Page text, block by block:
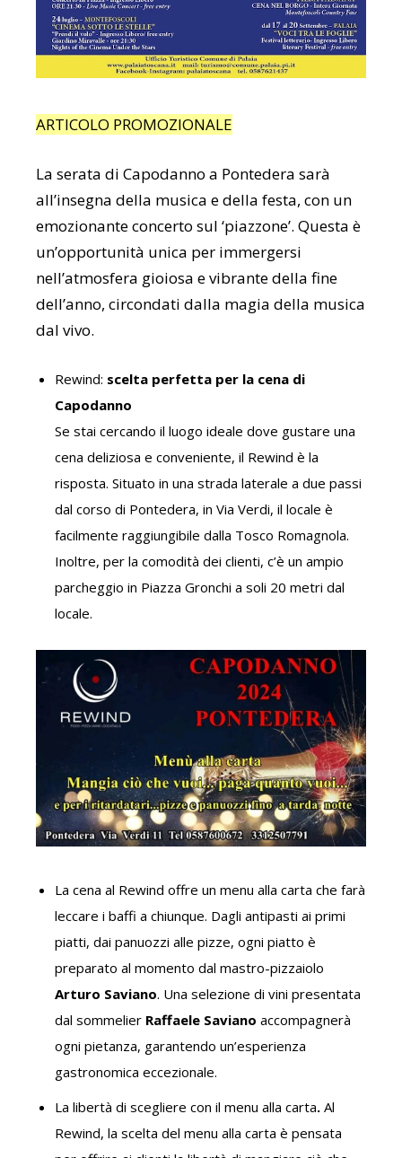
ARTICOLO PROMOZIONALE
La serata di Capodanno a Pontedera sarà
all’insegna della musica e della festa, con un
emozionante concerto sul ‘piazzone’. Questa è
un’opportunità unica per immergersi
nell’atmosfera gioiosa e vibrante della fine
dell’anno, circondati dalla magia della musica
dal vivo.
Rewind: scelta perfetta per la cena di
Capodanno
Se stai cercando il luogo ideale dove gustare una
cena deliziosa e conveniente, il Rewind è la
risposta. Situato in una strada laterale a due passi
dal corso di Pontedera, in Via Verdi, il locale è
facilmente raggiungibile dalla Tosco Romagnola.
Inoltre, per la comodità dei clienti, c’è un ampio
parcheggio in Piazza Gronchi a soli 20 metri dal
locale.
La cena al Rewind offre un menu alla carta che farà
leccare i baffi a chiunque. Dagli antipasti ai primi
piatti, dai panuozzi alle pizze, ogni piatto è
preparato al momento dal mastro-pizzaiolo
Arturo Saviano. Una selezione di vini presentata
dal sommelier Raffaele Saviano accompagnerà
ogni pietanza, garantendo un’esperienza
gastronomica eccezionale.
La libertà di scegliere con il menu alla carta. Al
Rewind, la scelta del menu alla carta è pensata